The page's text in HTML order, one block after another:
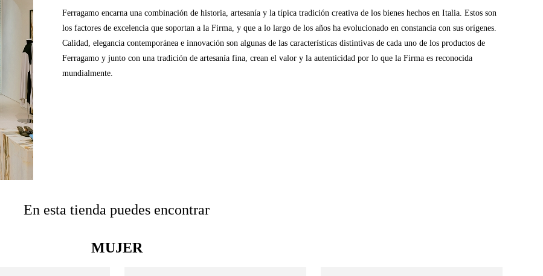
Ferragamo encarna una combinación de historia, artesanía y la típica tradición creativa de los bienes hechos en Italia. Estos son
los factores de excelencia que soportan a la Firma, y que a lo largo de los años ha evolucionado en constancia con sus orígenes.
Calidad, elegancia contemporánea e innovación son algunas de las características distintivas de cada uno de los productos de
Ferragamo y junto con una tradición de artesanía fina, crean el valor y la autenticidad por lo que la Firma es reconocida
mundialmente.
En esta tienda puedes encontrar
MUJER